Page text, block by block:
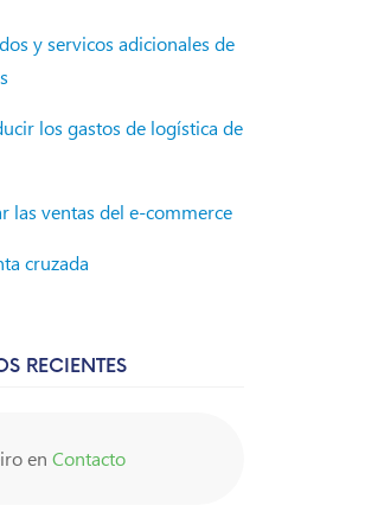
y servicos adicionales de
los gastos de logística de
las ventas del e-commerce
cruzada
RECIENTES
en Contacto